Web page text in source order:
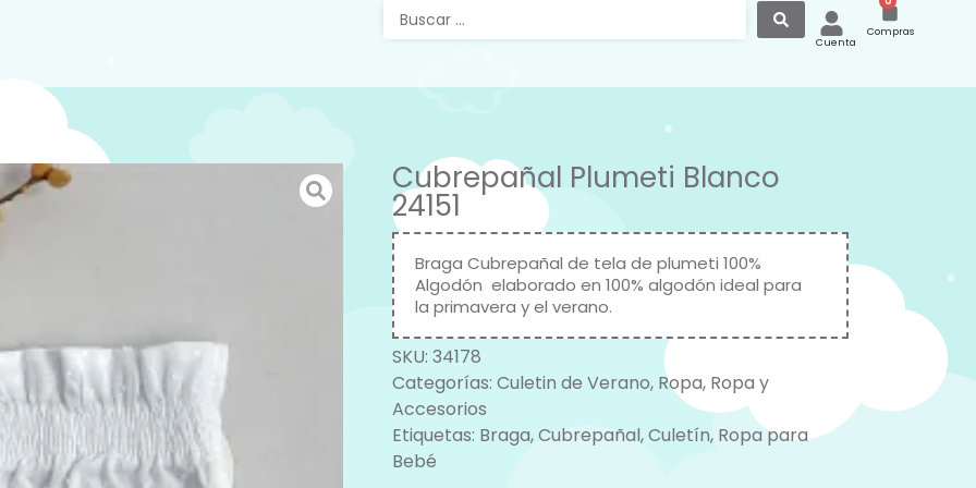
Cuenta
Compras
Cubrepañal Plumeti Blanco
24151
Braga Cubrepañal de tela de plumeti 100%
Algodón elaborado en 100% algodón ideal para
la primavera y el verano.
SKU: 34178
Categorías: Culetin de Verano, Ropa, Ropa y
Accesorios
Etiquetas: Braga,Cubrepañal,Culetín, Ropa para
Bebé